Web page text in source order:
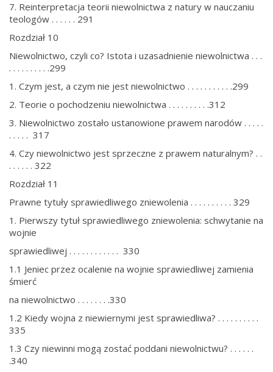
7. Reinterpretacja teorii niewolnictwa z natury w nauczaniu
teologów . . . . . . 291
Rozdział 10
Niewolnictwo, czyli co? Istota i uzasadnienie niewolnictwa . . .
. . . . . . . . . .299
1. Czym jest, a czym nie jest niewolnictwo . . . . . . . . . . .299
2. Teorie o pochodzeniu niewolnictwa . . . . . . . . . .312
3. Niewolnictwo zostało ustanowione prawem narodów . . . . .
. . . . . 317
4. Czy niewolnictwo jest sprzeczne z prawem naturalnym? . .
. . . . . . 322
Rozdział 11
Prawne tytuły sprawiedliwego zniewolenia . . . . . . . . . . 329
1. Pierwszy tytuł sprawiedliwego zniewolenia: schwytanie na
wojnie
sprawiedliwej . . . . . . . . . . . . 330
1.1 Jeniec przez ocalenie na wojnie sprawiedliwej zamienia
śmierć
na niewolnictwo . . . . . . . .330
1.2 Kiedy wojna z niewiernymi jest sprawiedliwa? . . . . . . . . . .
335
1.3 Czy niewinni mogą zostać poddani niewolnictwu? . . . . . .
.340